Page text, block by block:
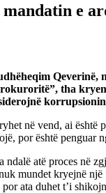
e
tha
në vend, ai është
por është penguar
atë proces në
mundet kryejnë
ata duhet t’i